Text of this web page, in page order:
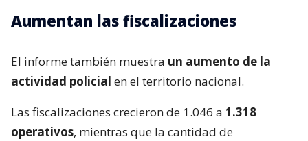
Aumentan las fiscalizaciones
El informe también muestra un aumento de la
actividad policial en el territorio nacional.
Las fiscalizaciones crecieron de 1.046 a 1.318
operativos, mientras que la cantidad de